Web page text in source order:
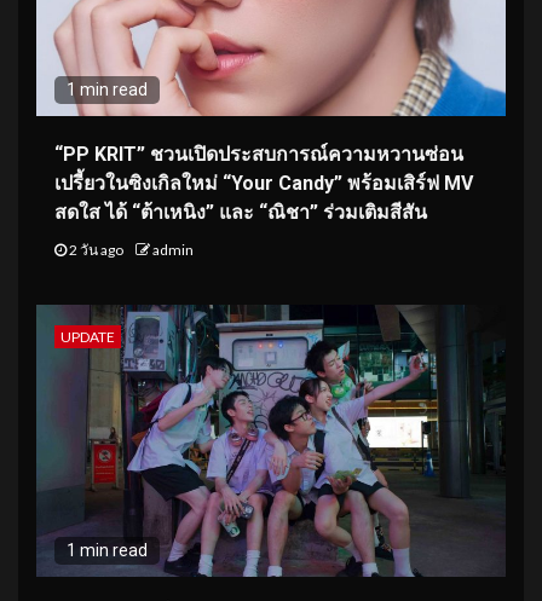
1 min read
“PP KRIT” ชวนเปิดประสบการณ์ความหวานซ่อน
เปรี้ยวในซิงเกิลใหม่ “Your Candy” พร้อมเสิร์ฟ MV
สดใส ได้ “ต้าเหนิง” และ “ณิชา” ร่วมเติมสีสัน
2 วัน ago admin
UPDATE
1 min read